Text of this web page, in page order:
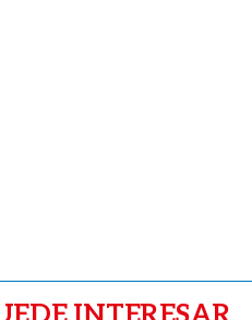
Caricatura del 6 de agosto de
2026